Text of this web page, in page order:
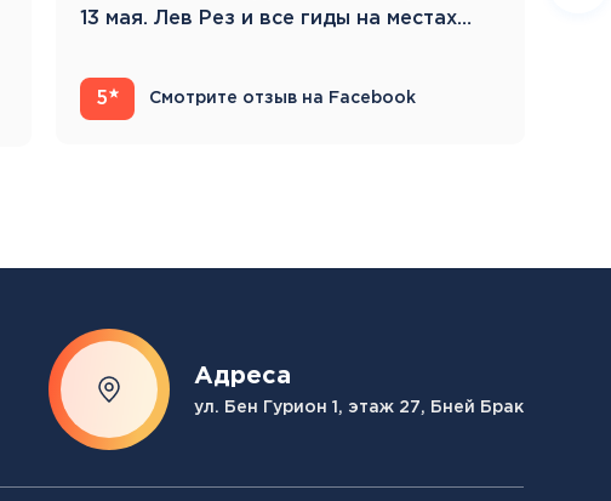
13 мая. Лев Рез и все гиды на местах
5 Смотрите отзыв на Facebook
Адреса
ул. Бен Гурион 1, этаж 27, Бней Брак